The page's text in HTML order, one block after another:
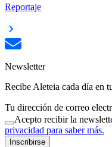
Reportaje
Newsletter
Recibe Aleteia cada día en
Tu dirección de correo
Acepto recibir la
privacidad para saber más.
Inscribirse